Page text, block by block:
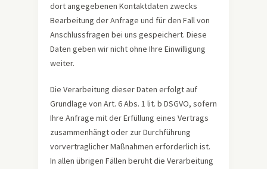
dort angegebenen Kontaktdaten zwecks
Bearbeitung der Anfrage und für den Fall von
Anschlussfragen bei uns gespeichert. Diese
Daten geben wir nicht ohne Ihre Einwilligung
weiter.
Die Verarbeitung dieser Daten erfolgt auf
Grundlage von Art. 6 Abs. 1 lit. b DSGVO, sofern
Ihre Anfrage mit der Erfüllung eines Vertrags
zusammenhängt oder zur Durchführung
vorvertraglicher Maßnahmen erforderlich ist.
In allen übrigen Fällen beruht die Verarbeitung